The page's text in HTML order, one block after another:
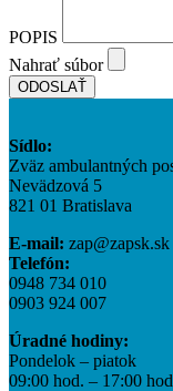
POPIS
Nahrať súbor
ODOSLAŤ
Sídlo:
Zväz ambulantných
Nevädzová 5
821 01 Bratislava
E-mail: zap@zapsk.sk
Telefón:
0948 734 010
0903 924 007
Úradné hodiny:
Pondelok – piatok
09:00 hod. – 17:00